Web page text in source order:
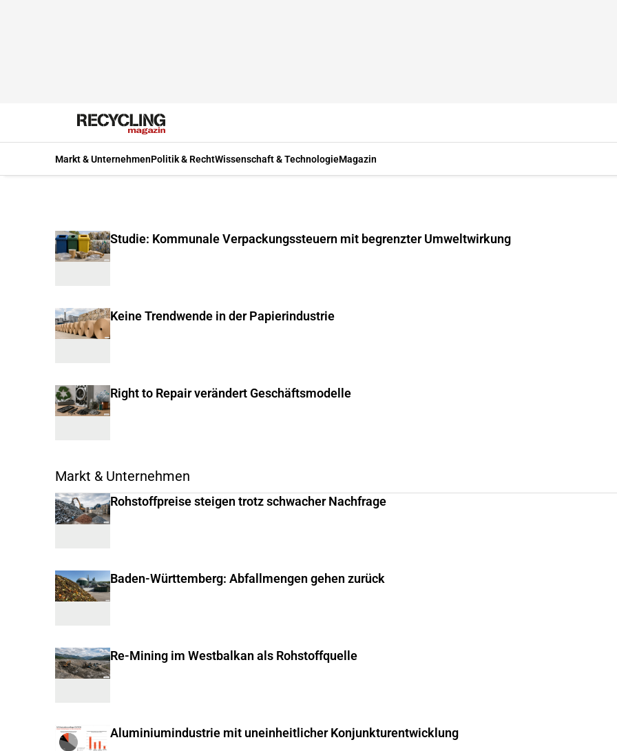
Markt & UnternehmenPolitik & RechtWissenschaft & TechnologieMagazin
Studie: Kommunale Verpackungssteuern mit begrenzter Umweltwirkung
Keine Trendwende in der Papierindustrie
Right to Repair verändert Geschäftsmodelle
Markt & Unternehmen
Rohstoffpreise steigen trotz schwacher Nachfrage
Baden-Württemberg: Abfallmengen gehen zurück
Re-Mining im Westbalkan als Rohstoffquelle
Aluminiumindustrie mit uneinheitlicher Konjunkturentwicklung